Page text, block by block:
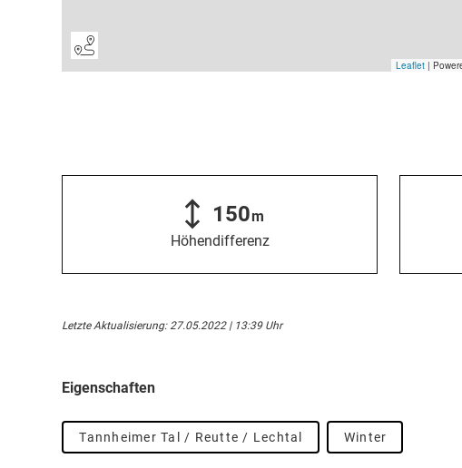
150m
Höhendifferenz
Letzte Aktualisierung: 27.05.2022 | 13:39 Uhr
Eigenschaften
Tannheimer Tal / Reutte / Lechtal Winter